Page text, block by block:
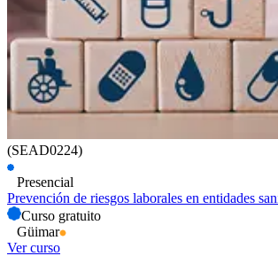
(SEAD0224)
Presencial
Prevención de riesgos laborales en entidades
Curso gratuito
Güimar
Ver curso